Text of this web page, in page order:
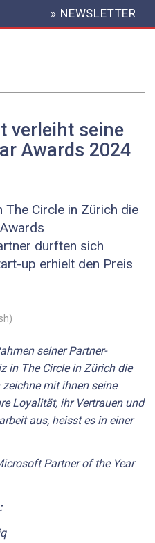
HEADER
MENU
» NEWSLETTER
verleiht seine
Awards 2024
Circle in Zürich die
durften sich
up erhielt den Preis
seiner Partner-
in The Circle in Zürich die
mit ihnen seine
Loyalität, ihr Vertrauen und
aus, heisst es in einer
Partner of the Year